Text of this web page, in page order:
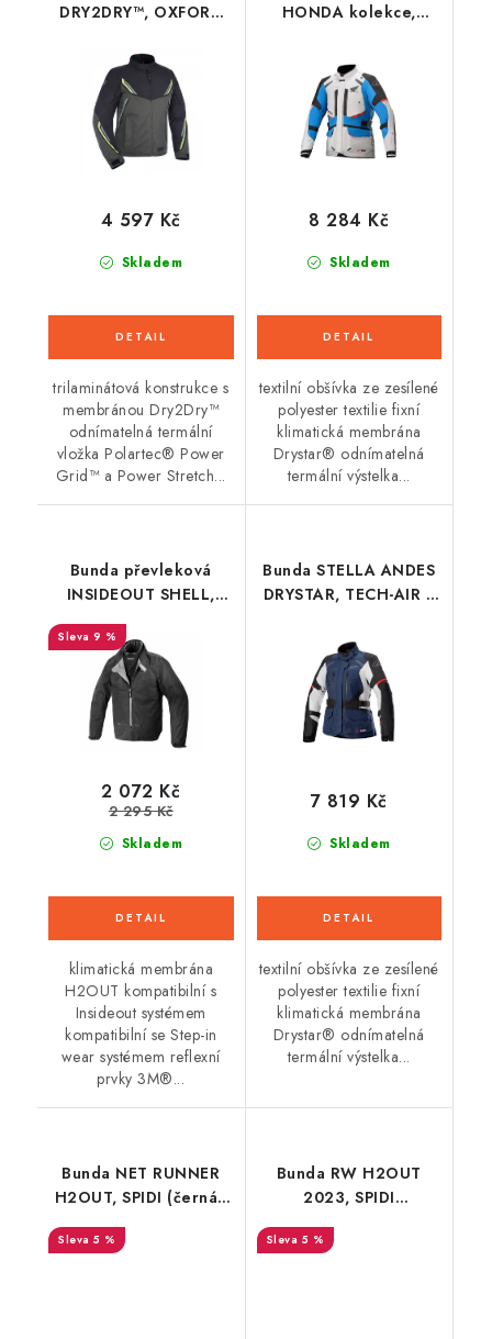
DRY2DRY™, OXFORD
šedá/žlutá fluo)
Skladem
4 597 Kč
trilaminátová konstrukce s
membránou Dry2Dry™
odnímatelná termální
vložka Polartec® Power
Grid™ a Power Stretch...
HONDA kolekce,
kompatibilní,
ALPINESTARS (světle
šedá/černá/modrá/
červená)
Skladem
8 284 Kč
textilní obšívka ze zesílené
polyester textilie fixní
klimatická membrána
Drystar® odnímatelná
termální výstelka...
Bunda převleková
INSIDEOUT SHELL,
9 %
Skladem
2 072 Kč
2 295 Kč
klimatická membrána
H2OUT kompatibilní s
Insideout systémem
kompatibilní se Step-in
wear systémem reflexní
prvky 3M®...
Bunda STELLA ANDES
DRYSTAR, TECH-AIR 5
ALPINESTARS, dámská
(tmavě modrá/
černá/světle šedá/
červená)
Skladem
7 819 Kč
textilní obšívka ze zesílené
polyester textilie fixní
klimatická membrána
Drystar® odnímatelná
termální výstelka...
Bunda NET RUNNER
H2OUT, SPIDI (černá/
šedá/červená)
5 %
Bunda RW H2OUT
2023, SPIDI
(černá/modrá)
5 %